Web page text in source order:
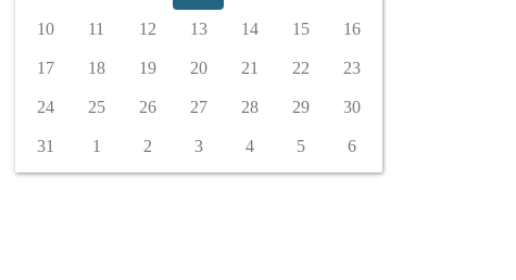
10 11 12 13 14 15 16
17 18 19 20 21 22 23
24 25 26 27 28 29 30
31 1 2 3 4 5 6